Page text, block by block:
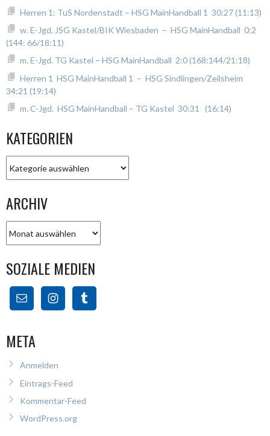
Herren 1: TuS Nordenstadt – HSG MainHandball 1 30:27 (11:13)
w. E-Jgd. JSG Kastel/BIK Wiesbaden – HSG MainHandball 0:2
(144: 66/18:11)
m. E-Jgd. TG Kastel – HSG MainHandball 2:0 (168:144/21:18)
Herren 1 HSG MainHandball 1 – HSG Sindlingen/Zeilsheim
34:21 (19:14)
m. C-Jgd. HSG MainHandball – TG Kastel 30:31 (16:14)
KATEGORIEN
ARCHIV
SOZIALE MEDIEN
META
Anmelden
Eintrags-Feed
Kommentar-Feed
WordPress.org